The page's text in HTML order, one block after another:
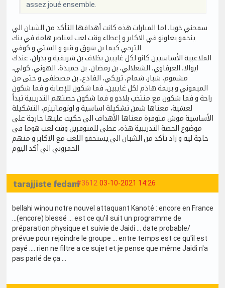
assez joué ensemble.
سمحني خويا، اما المبارات هذه كانت أهدافها التأكد من الشبان الي
ينجمو يعاونو في الاكابر و إعطاء وقت لعب لعناصر هامة في بنك
الترجي كيما بن شوق و قبو و الشتي و كوفي
الملاعبية الأساسيين كانو لكل غايبين بخلاف بن شريفية و بدران، عندك
ايوالا، العرفاوي، الشعلالي، بن رمضان، بن حميدة، الهوني، كولي،
مشموم، شبار، شمام، تريكي، الفادع، بن مصطفى و حتى من
الميموني و بريمة هاذم لكل غايبين، فما شكون للإصابة و فما شكون
راحة و فما شكون مع منتخب بلادو و فما شكون حصتهم التدريبية تبدأ
لعشية، معناها شمن تشكيلة اساسية و اوتوماتيزم، التشكيلة
الأساسية موش متوفرة معناها الأهداف الي حكيت عليها خارجة على
موضوع الحصة التدريبية هذه، عطى للمتوفرين وقت لعب هوما في
حاجة ليه و زاد تأكد من الشبان الي يستحقو اللعب مع الاكابر و منهم
الحمروني الي أكد اليوم
#3612 03-10-2021 14:26
tarajjiste fedam
bellahi winou notre nouvel attaquant Kanoté : encore en France
...(encore) blessé ... est ce qu'il suit un programme de
préparation physique et suivie de Jaidi ... date probable/
prévue pour rejoindre le groupe ... entre temps est ce qu'il est
payé .... rien ne filtre a ce sujet et je pense que même Jaidi n'a
pas parlé de ça ...